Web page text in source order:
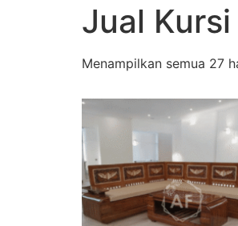
Jual
Menampilkan semua 27